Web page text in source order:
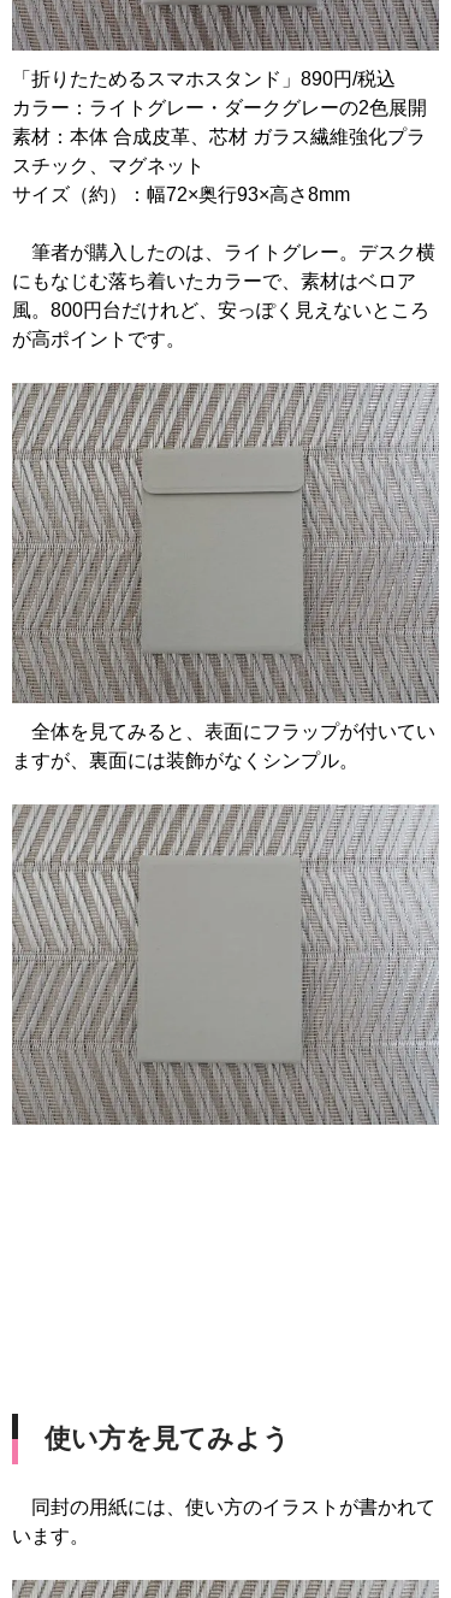
「折りたためるスマホスタンド」890円/税込
カラー：ライトグレー・ダークグレーの2色展開
素材：本体 合成皮革、芯材 ガラス繊維強化プラ
スチック、マグネット
サイズ（約）：幅72×奥行93×高さ8mm
筆者が購入したのは、ライトグレー。デスク横
にもなじむ落ち着いたカラーで、素材はベロア
風。800円台だけれど、安っぽく見えないところ
が高ポイントです。
全体を見てみると、表面にフラップが付いてい
ますが、裏面には装飾がなくシンプル。
使い方を見てみよう
同封の用紙には、使い方のイラストが書かれて
います。